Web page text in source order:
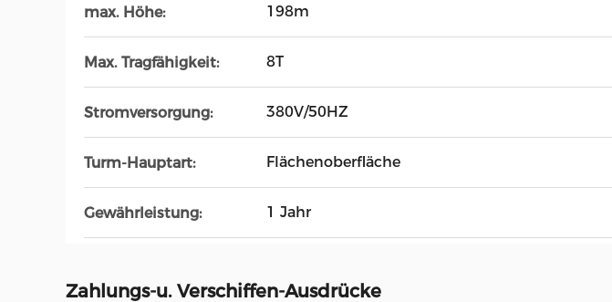
max. Höhe: 198m
Max. Tragfähigkeit: 8T
Stromversorgung: 380V/50HZ
Turm-Hauptart: Flächenoberfläche
Gewährleistung: 1 Jahr
Zahlungs-u. Verschiffen-Ausdrücke